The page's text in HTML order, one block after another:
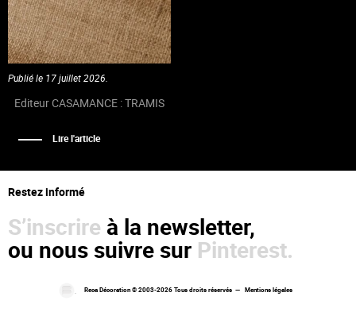
Publié le 17 juillet 2026.
Editeur CASAMANCE : TRAMIS
Lire l'article
Restez informé
S’inscrire à la newsletter,
ou nous suivre sur Pinterest.
Reca Décoration © 2003-2026 Tous droits réservés — Mentions légales